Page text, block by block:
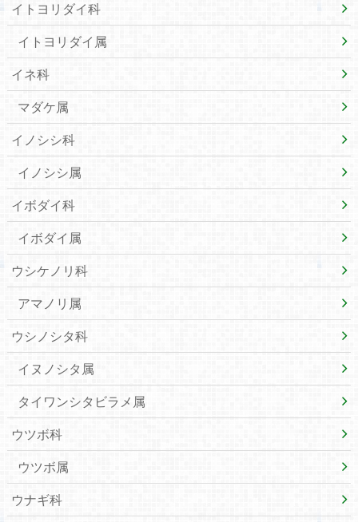
イトヨリダイ科
イトヨリダイ属
イネ科
マダケ属
イノシシ科
イノシシ属
イボダイ科
イボダイ属
ウシケノリ科
アマノリ属
ウシノシタ科
イヌノシタ属
タイワンシタビラメ属
ウツボ科
ウツボ属
ウナギ科